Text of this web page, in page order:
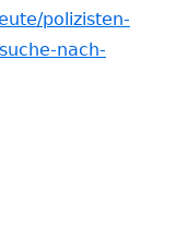
polizisten-
nach-